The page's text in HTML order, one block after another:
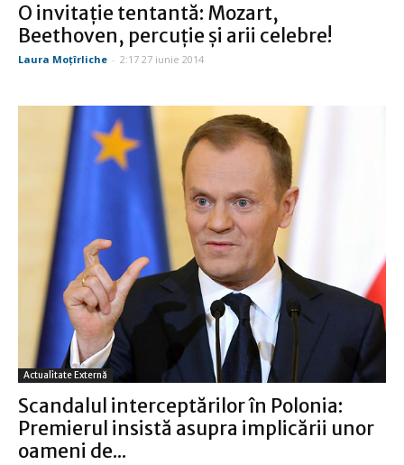
O invitație tentantă: Mozart,
Beethoven, percuție și arii celebre!
Laura Moţîrliche - 2:17 27 iunie 2014
Actualitate Externă
Scandalul interceptărilor în Polonia:
Premierul insistă asupra implicării unor
oameni de...